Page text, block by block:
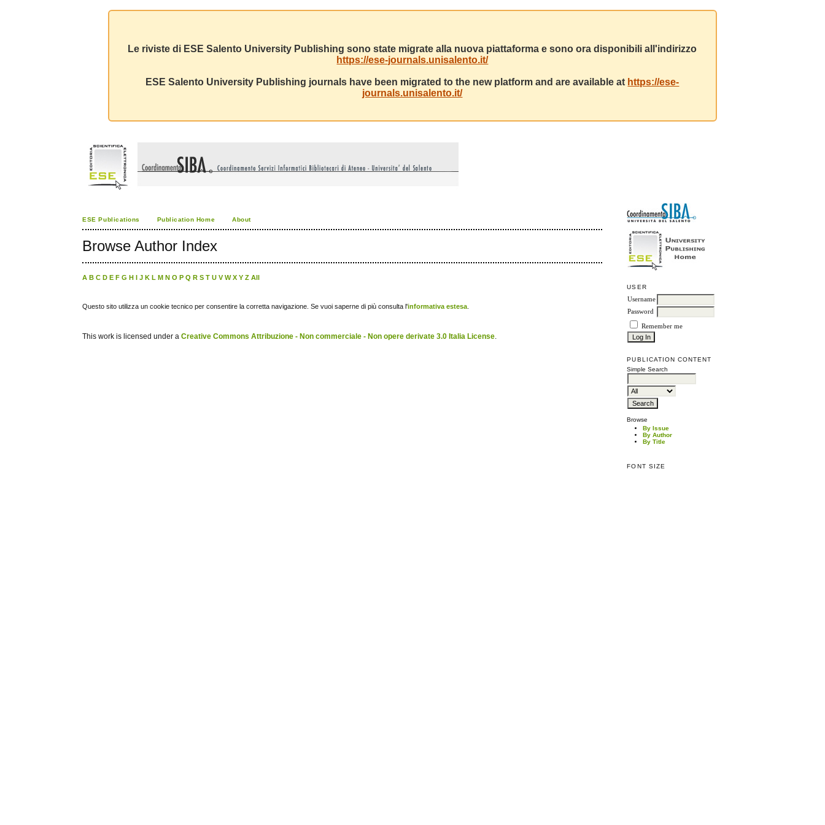
Le riviste di ESE Salento University Publishing sono state migrate alla nuova piattaforma e sono ora disponibili all'indirizzo
https://ese-journals.unisalento.it/
ESE Salento University Publishing journals have been migrated to the new platform and are available at https://ese-
journals.unisalento.it/
USER
Username
Password
Remember me
PUBLICATION CONTENT
Simple Search
Browse
By Issue
By Author
By Title
FONT SIZE
ESE Publications Publication Home About
Browse Author Index
A B C D E F G H I J K L M N O P Q R S T U V W X Y Z All
Questo sito utilizza un cookie tecnico per consentire la corretta navigazione. Se vuoi saperne di più consulta l'informativa estesa
This work is licensed under aCreative Commons Attribuzione - Non commerciale - Non opere derivate 3.0 Italia License.